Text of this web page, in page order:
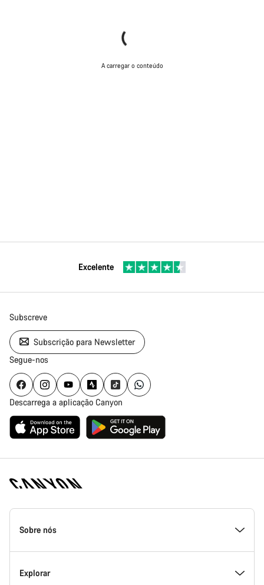
A carregar o conteúdo
Excelente
Subscreve
Subscrição para Newsletter
Segue-nos
Descarrega a aplicação Canyon
Rodapé
inicial
Sobre nós
Dentro da Canyon
Explorar